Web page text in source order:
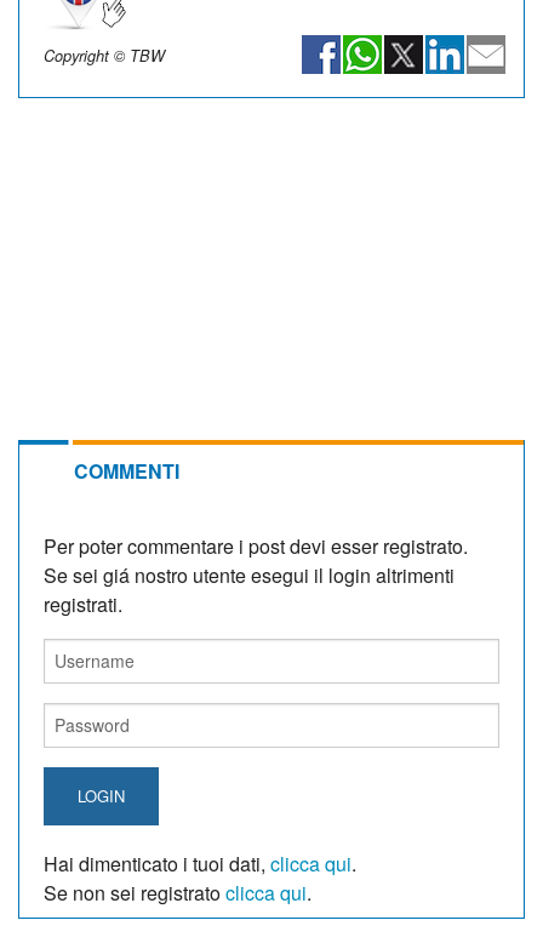
Copyright © TBW
COMMENTI
Per poter commentare i post devi esser registrato.
Se sei giá nostro utente esegui il login altrimenti
registrati.
LOGIN
Hai dimenticato i tuoi dati, clicca qui.
Se non sei registratoclicca qui.